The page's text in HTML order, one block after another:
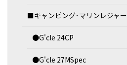
■キャンピング･マリンレジャー
●G'cle 24CP
●G'cle 27MSpec